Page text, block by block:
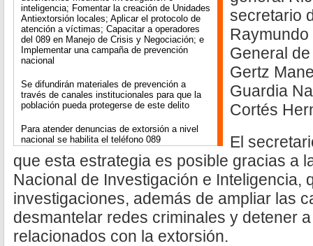
inteligencia; Fomentar la creación de Unidades
Antiextorsión locales; Aplicar el protocolo de
atención a víctimas; Capacitar a operadores
del 089 en Manejo de Crisis y Negociación; e
Implementar una campaña de prevención
nacional
Se difundirán materiales de prevención a
través de canales institucionales para que la
población pueda protegerse de este delito
Para atender denuncias de extorsión a nivel
nacional se habilita el teléfono 089
secretario
General
Gertz
Guardia
Cortés
El
que esta estrategia es posible gracias a
Nacional de Investigación e Inteligencia,
investigaciones, además de ampliar las
desmantelar redes criminales y detener
relacionados con la extorsión.